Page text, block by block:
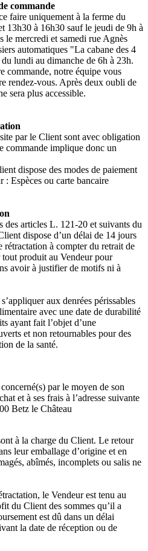
commande
faire uniquement à la ferme du
13h30 à 16h30 sauf le jeudi de 9h à
le mercredi et samedi rue Agnès
automatiques "La cabane des 4
lundi au dimanche de 6h à 23h.
commande, notre équipe vous
rendez-vous. Après deux oubli de
sera plus accessible.
par le Client sont avec obligation
commande implique donc un
dispose des modes de paiement
: Espèces ou carte bancaire
articles L. 121-20 et suivants du
dispose d’un délai de 14 jours
à compter du retrait de
produit au Vendeur pour
avoir à justifier de motifs ni à
aux denrées périssables
avec une date de durabilité
ayant fait l’objet d’une
et non retournables pour des
de la santé.
par le moyen de son
et à ses frais à l’adresse suivante
Betz le Château
à la charge du Client. Le retour
leur emballage d’origine et en
abîmés, incomplets ou salis ne
le Vendeur est tenu au
du Client des sommes qu’il a
est dû dans un délai
la date de réception ou de